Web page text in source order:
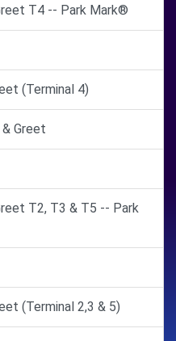
T4 -- Park Mark®
(Terminal 4)
Greet
T2, T3 & T5 -- Park
(Terminal 2,3 & 5)